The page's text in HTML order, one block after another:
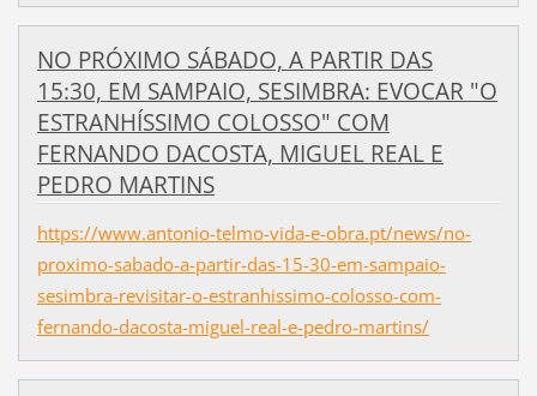
NO PRÓXIMO SÁBADO, A PARTIR DAS
15:30, EM SAMPAIO, SESIMBRA: EVOCAR "O
ESTRANHÍSSIMO COLOSSO" COM
FERNANDO DACOSTA, MIGUEL REAL E
PEDRO MARTINS
https://www.antonio-telmo-vida-e-obra.pt/news/no-
proximo-sabado-a-partir-das-15-30-em-sampaio-
sesimbra-revisitar-o-estranhissimo-colosso-com-
fernando-dacosta-miguel-real-e-pedro-martins/